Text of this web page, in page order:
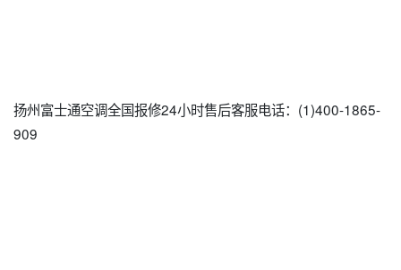
扬州富士通空调全国报修24小时售后客服电话：(1)400-1865-
909